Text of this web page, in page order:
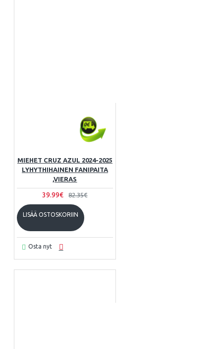
MIEHET CRUZ AZUL 2024-2025
LYHYTHIHAINEN FANIPAITA
,VIERAS
39.99€ 82.35€
LISÄÄ OSTOSKORIIN
Osta nyt